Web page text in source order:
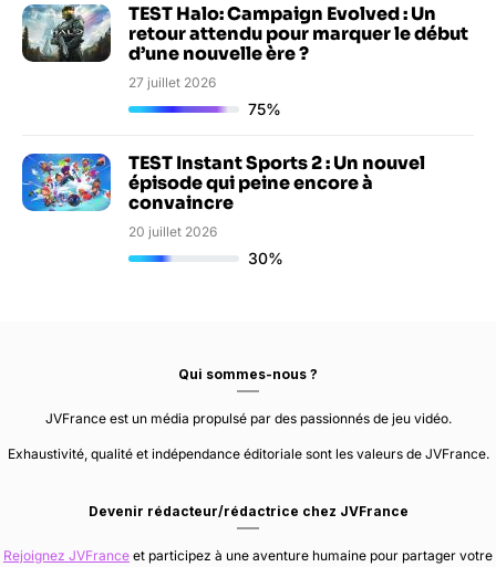
TEST Halo: Campaign Evolved : Un
retour attendu pour marquer le début
d’une nouvelle ère ?
27 juillet 2026
75%
TEST Instant Sports 2 : Un nouvel
épisode qui peine encore à
convaincre
20 juillet 2026
30%
Qui sommes-nous ?
JVFrance est un média propulsé par des passionnés de jeu vidéo.
Exhaustivité, qualité et indépendance éditoriale sont les valeurs de JVFrance.
Devenir rédacteur/rédactrice chez JVFrance
Rejoignez JVFrance et participez à une aventure humaine pour partager votre